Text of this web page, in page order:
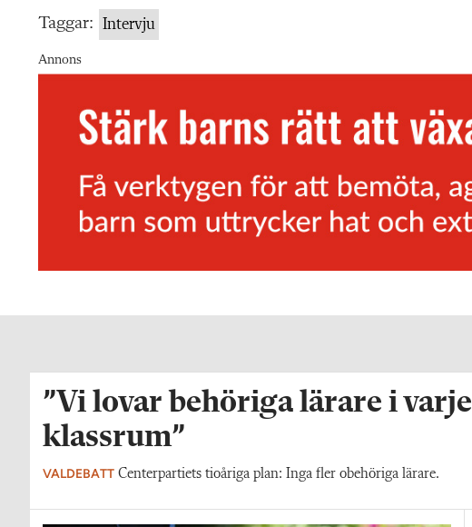
Taggar: Intervju
Annons
”Vi lovar behöriga lärare i varje
klassrum”
VALDEBATT Centerpartiets tioåriga plan: Inga fler obehöriga lärare.